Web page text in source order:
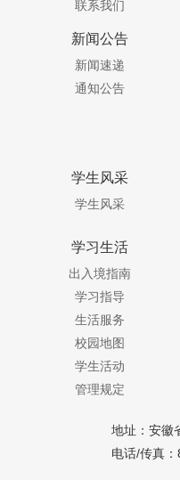
联系我们
新闻公告
新闻速递
通知公告
学生风采
学生风采
学习生活
出入境指南
学习指导
生活服务
校园地图
学生活动
管理规定
地址：安徽
电话/传真